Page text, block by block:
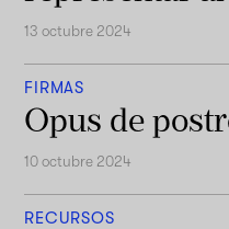
13 octubre 2024
FIRMAS
Opus de
10 octubre 2024
RECURSOS